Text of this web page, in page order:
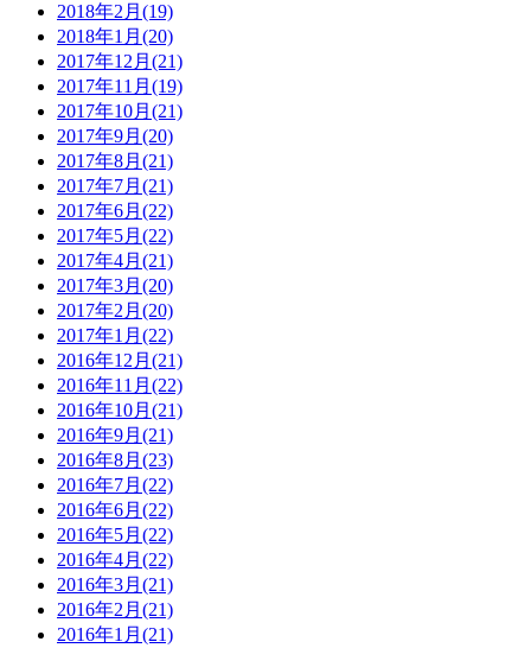
2018年2月(19)
2018年1月(20)
2017年12月(21)
2017年11月(19)
2017年10月(21)
2017年9月(20)
2017年8月(21)
2017年7月(21)
2017年6月(22)
2017年5月(22)
2017年4月(21)
2017年3月(20)
2017年2月(20)
2017年1月(22)
2016年12月(21)
2016年11月(22)
2016年10月(21)
2016年9月(21)
2016年8月(23)
2016年7月(22)
2016年6月(22)
2016年5月(22)
2016年4月(22)
2016年3月(21)
2016年2月(21)
2016年1月(21)